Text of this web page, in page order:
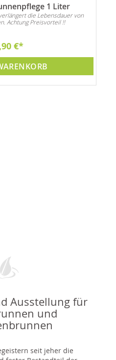
1 Liter
die Lebensdauer von
Achtung Preisvorteil !!
€
Ausstellung für
und
seit jeher die